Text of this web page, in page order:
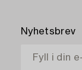
Nyhetsbrev